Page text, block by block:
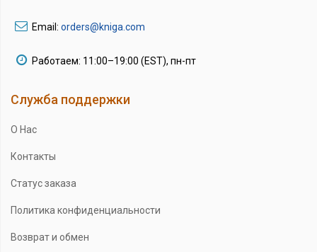
Email: orders@kniga.com
Работаем: 11:00–19:00 (EST), пн-пт
Служба поддержки
О Нас
Контакты
Статус заказа
Политика конфиденциальности
Возврат и обмен